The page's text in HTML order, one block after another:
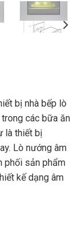
bị nhà bếp lò
các bữa ăn
là thiết bị
Lò nướng âm
phối sản phẩm
kế dạng âm